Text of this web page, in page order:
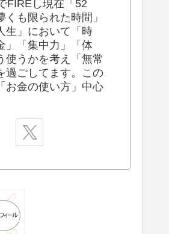
FIREし現在「52
くも限られた時間」
生」において「時
」「集中力」「体
使うかを考え「無常
過ごしてます。この
お金の使い方」中心